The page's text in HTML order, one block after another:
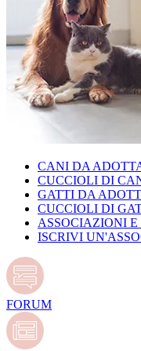
CANI DA
CUCCIOLI DI
GATTI DA
CUCCIOLI DI
ASSOCIAZIONI E
ISCRIVI
FORUM